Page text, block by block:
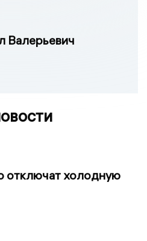
Валерьевич
отключат холодную